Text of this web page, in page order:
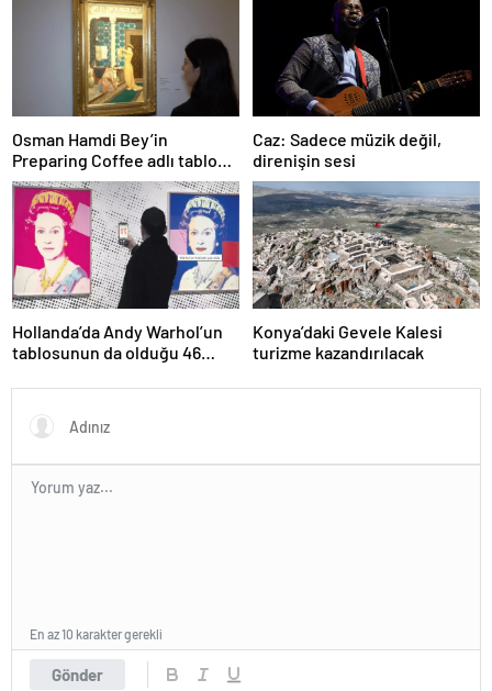
Osman Hamdi Bey’in
Preparing Coffee adlı tablosu
75 milyon liraya satışa
sunuldu
Caz: Sadece müzik değil,
direnişin sesi
Hollanda’da Andy Warhol’un
tablosunun da olduğu 46
Konya’daki Gevele Kalesi
turizme kazandırılacak
Gönder
En az 10 karakter gerekli